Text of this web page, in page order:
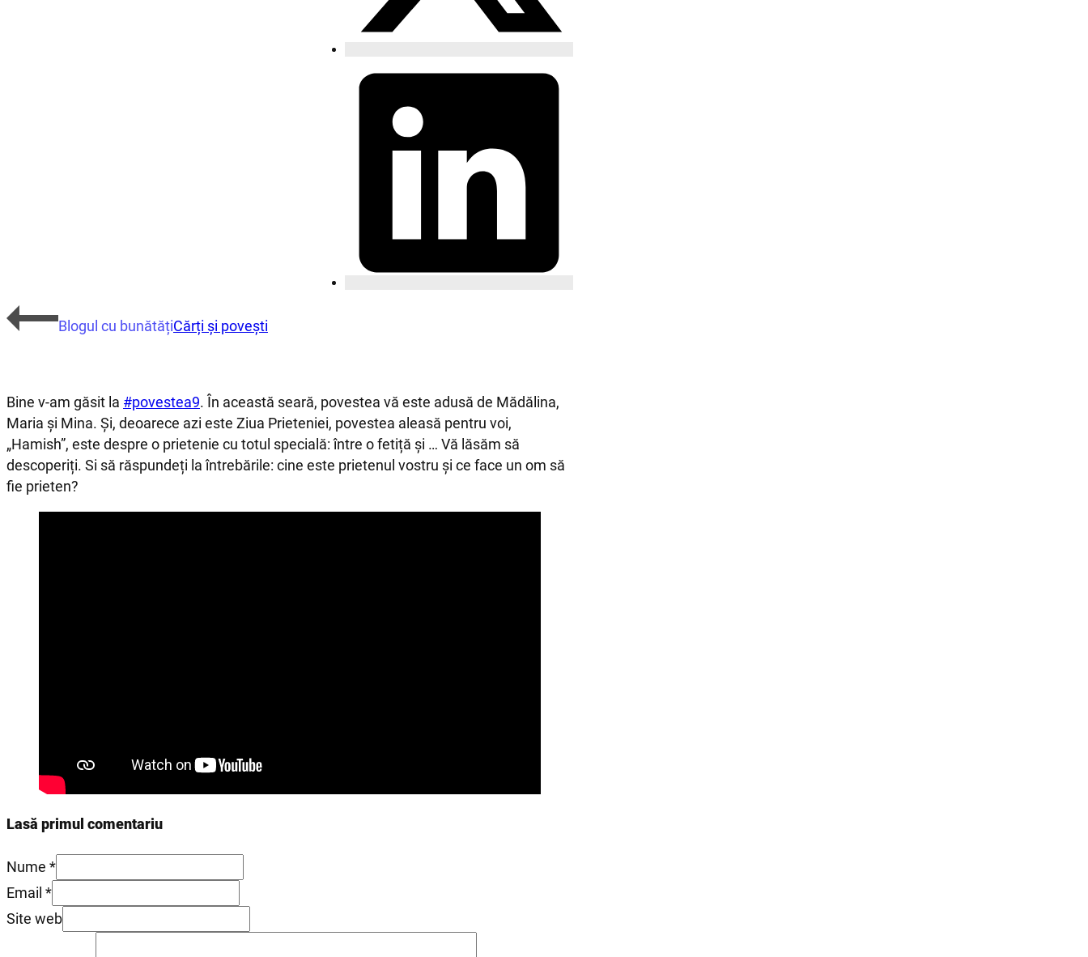
Blogul cu bunătățiCărți și povești
Bine v-am găsit la #povestea9. În această seară, povestea vă este adusă de Mădălina,
Maria și Mina. Și, deoarece azi este Ziua Prieteniei, povestea aleasă pentru voi,
„Hamish”, este despre o prietenie cu totul specială: între o fetiță și … Vă lăsăm să
descoperiți. Si să răspundeți la întrebările: cine este prietenul vostru și ce face un om să
fie prieten?
Lasă primul comentariu
Nume *
Email *
Site web